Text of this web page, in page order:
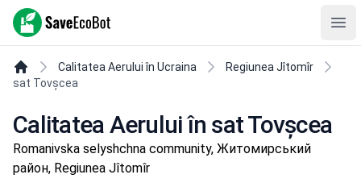
SaveEcoBot
Calitatea Aerului în Ucraina
Regiunea Jîtomîr
sat Tovșcea
Calitatea Aerului în sat Tovșcea
Romanivska selyshchna community, Житомирський
район, Regiunea Jîtomîr